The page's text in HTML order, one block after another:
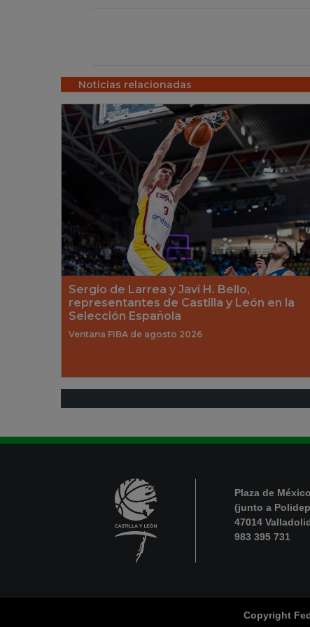
Noticias relacionadas
Sergio de Larrea y Javi H. Bello,
representantes de Castilla y León en la
Selección Española
Ventana FIBA de agosto 2026
Plaza de
(junto a
47014
983 395 731
Copyright